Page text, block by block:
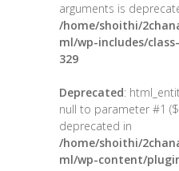
arguments is
/home/shoithi/
ml/wp-includes/
329
Deprecated:
null to parameter #1
deprecated in
/home/shoithi/
ml/wp-content/